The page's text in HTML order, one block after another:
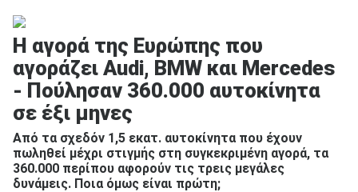
Η αγορά της Ευρώπης που
αγοράζει Audi, BMW και Mercedes
- Πούλησαν 360.000 αυτοκίνητα
σε έξι μηνες
Από τα σχεδόν 1,5 εκατ. αυτοκίνητα που έχουν
πωληθεί μέχρι στιγμής στη συγκεκριμένη αγορά, τα
360.000 περίπου αφορούν τις τρεις μεγάλες
δυνάμεις. Ποια όμως είναι πρώτη;